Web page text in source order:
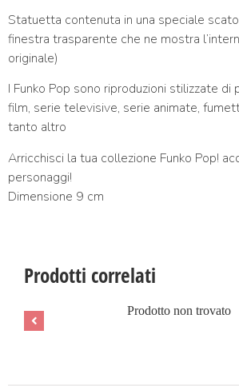
Statuetta contenuta in una speciale
finestra trasparente che ne mostra
originale)
I Funko Pop sono riproduzioni stilizzate di
film, serie televisive, serie animate,
tanto altro
Arricchisci la tua collezione Funko Pop!
personaggi!
Dimensione 9 cm
Prodotti correlati
Prodotto non trovato